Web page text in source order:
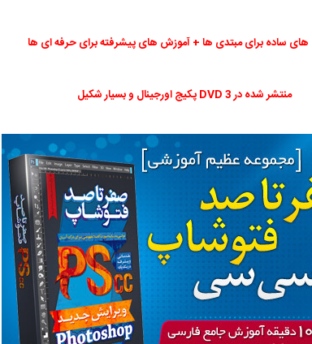
ساده برای مبتدی ها + آموزش های پیشرفته برای حرفه ای ها
منتشر شده در 3 DVD پکیج اورجینال و بسیار شکیل